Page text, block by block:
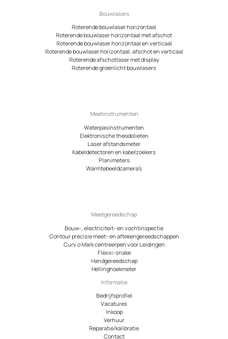
Bouwlasers
Roterende bouwlaser horizontaal
Roterende bouwlaser horizontaal met afschot
Roterende bouwlaser horizontaal en verticaal
Roterende bouwlaser horizontaal, afschot en verticaal
Roterende afschotlaser met display
Roterende groenlicht bouwlasers
Meetinstrumenten
Waterpasinstrumenten
Elektronische theodolieten
Laser afstandsmeter
Kabeldetectoren en kabelzoekers
Planimeters
Warmtebeeldcamera’s
Meetgereedschap
Bouw-, electriciteit- en vochtinspectie
Contour precisie meet- en aftekengereedschappen
Curv o Mark centreerpen voor Leidingen
Flexxi-snake
Handgereedschap
Hellinghoekmeter
Informatie
Bedrijfsprofiel
Vacatures
Inkoop
Verhuur
Reparatie/kalibratie
Contact